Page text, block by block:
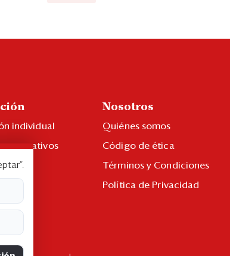
individual
corporativos
Nosotros
Quiénes somos
Código de ética
Términos y Condiciones
Política de Privacidad